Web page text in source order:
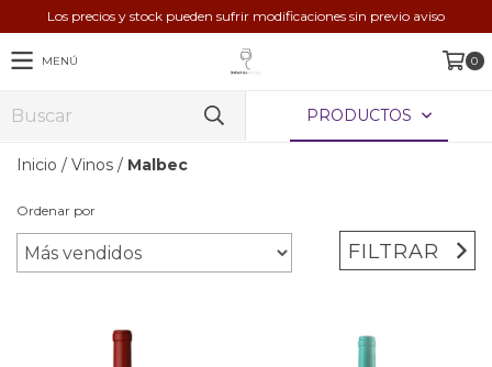
Los precios y stock pueden sufrir modificaciones sin previo aviso
MENÚ 0
PRODUCTOS
Inicio / Vinos / Malbec
Ordenar por
FILTRAR